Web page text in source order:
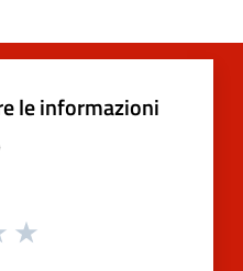
le informazioni